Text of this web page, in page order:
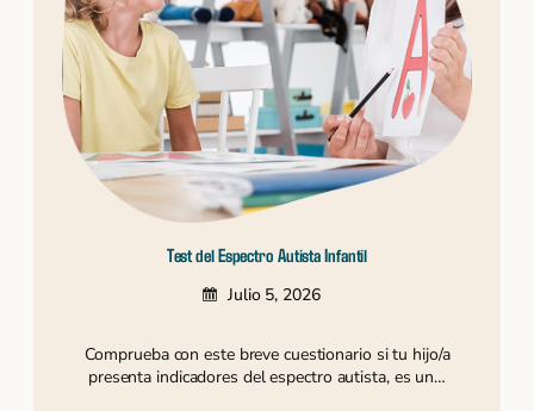
Test del Espectro Autista Infantil
Julio 5, 2026
Comprueba con este breve cuestionario si tu hijo/a
presenta indicadores del espectro autista, es un…